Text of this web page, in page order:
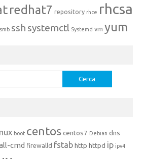
redhat7 repository rhce rhcsa
smb ssh systemctl Systemd vm yum
boot centoscentos7 Debian dns
cmd firewalld fstabhttp httpd ip ipv4